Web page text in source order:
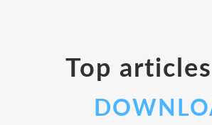
Top articles